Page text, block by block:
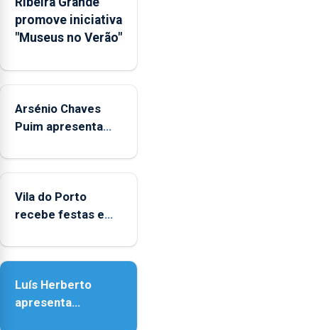
Rede
Municipal
de
aos
durante
o
de
entre
as
e
as
18h00.
promove iniciativa
"Museus no Verão"
Arsénio Chaves
Puim apresenta
de Vila do Porto
Vila do Porto
recebe festas em
Senhora da
Luís Herberto
apresenta